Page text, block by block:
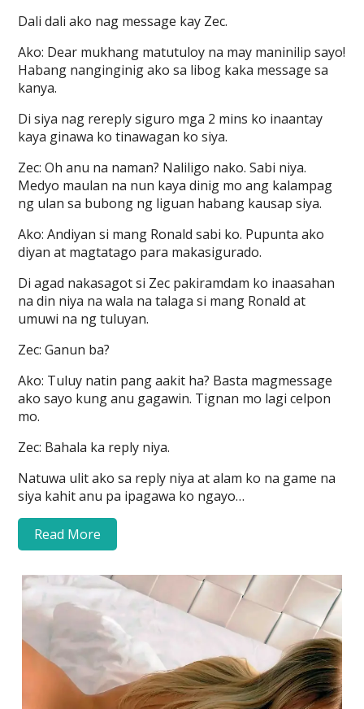
Dali dali ako nag message kay Zec.
Ako: Dear mukhang matutuloy na may maninilip sayo!
Habang nanginginig ako sa libog kaka message sa
kanya.
Di siya nag rereply siguro mga 2 mins ko inaantay
kaya ginawa ko tinawagan ko siya.
Zec: Oh anu na naman? Naliligo nako. Sabi niya.
Medyo maulan na nun kaya dinig mo ang kalampag
ng ulan sa bubong ng liguan habang kausap siya.
Ako: Andiyan si mang Ronald sabi ko. Pupunta ako
diyan at magtatago para makasigurado.
Di agad nakasagot si Zec pakiramdam ko inaasahan
na din niya na wala na talaga si mang Ronald at
umuwi na ng tuluyan.
Zec: Ganun ba?
Ako: Tuluy natin pang aakit ha? Basta magmessage
ako sayo kung anu gagawin. Tignan mo lagi celpon
mo.
Zec: Bahala ka reply niya.
Natuwa ulit ako sa reply niya at alam ko na game na
siya kahit anu pa ipagawa ko ngayo…
Read More